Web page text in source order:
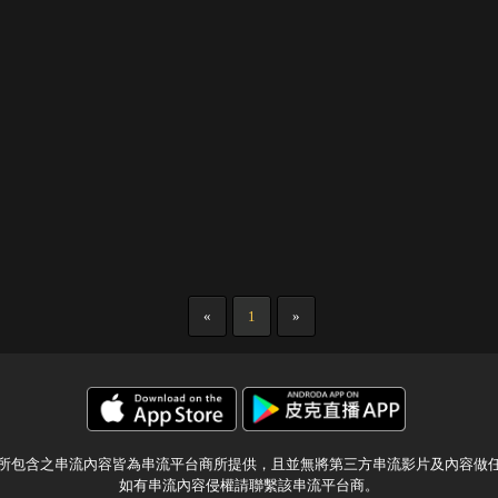
« 1 »
包含之串流內容皆為串流平台商所提供，且並無將第三方串流影片及內容做
如有串流內容侵權請聯繫該串流平台商。